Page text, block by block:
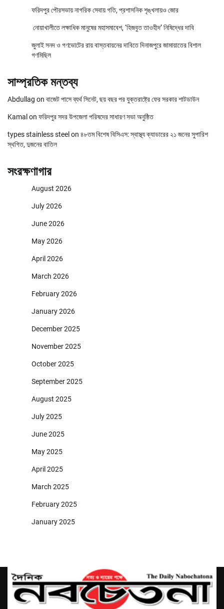
ফরিদপুর পৌরসভায় নাগরিক সেবায় গতি, প্রশাসনিক শৃঙ্খলায়ও জোর
নোয়াখালীতে লক্ষাধিক মানুষের মহাসমাবেশ, ‘হিজবুত তাওহীদ’ নিষিদ্ধের দাবি
জুলাই সনদ ও গণভোটের রায় বাস্তবায়নের দাবিতে দিনাজপুরে জামায়াতের বিশাল
গণমিছিল
সাম্প্রতিক মন্তব্য
Abdullag on বাজেট পাসে ব্যর্থ সিনেট, ছয় বছর পর যুক্তরাষ্ট্রে ফের সরকার শাটডাউন
Kamal on ফরিদপুর সদর উপজেলা পরিষদের সাধারণ সভা অনুষ্ঠিত
types stainless steel on ৪৮তম বিশেষ বিসিএস: স্বাস্থ্য ক্যাডারের ২১ জনের সুপারিশ
স্থগিত, দুজনের বাতিল
সংরক্ষণাগার
August 2026
July 2026
June 2026
May 2026
April 2026
March 2026
February 2026
January 2026
December 2025
November 2025
October 2025
September 2025
August 2025
July 2025
June 2025
May 2025
April 2025
March 2025
February 2025
January 2025